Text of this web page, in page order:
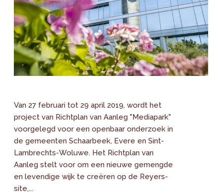
Van 27 februari tot 29 april 2019, wordt het
project van Richtplan van Aanleg "Mediapark"
voorgelegd voor een openbaar onderzoek in
de gemeenten Schaarbeek, Evere en Sint-
Lambrechts-Woluwe. Het Richtplan van
Aanleg stelt voor om een nieuwe gemengde
en levendige wijk te creëren op de Reyers-
site,...